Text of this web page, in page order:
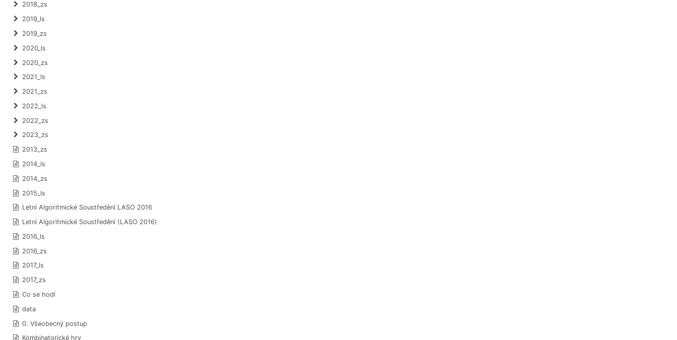
2018_zs
2019_ls
2019_zs
2020_ls
2020_zs
2021_ls
2021_zs
2022_ls
2022_zs
2023_zs
2013_zs
2014_ls
2014_zs
2015_ls
Letní Algoritmické Soustředění LASO 2016
Letní Algoritmické Soustředění (LASO 2016)
2016_ls
2016_zs
2017_ls
2017_zs
Co se hodí
data
0. Všeobecný postup
Kombinatorické hry